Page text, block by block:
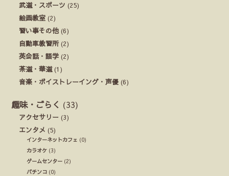
武道・スポーツ (25)
絵画教室 (2)
習い事その他 (6)
自動車教習所(2)
英会話・語学 (2)
茶道・華道(1)
音楽・ボイストレーイング・声優 (6)
趣味・ごらく (33)
アクセサリー (3)
エンタメ (5)
インターネットカフェ (0)
カラオケ (3)
ゲームセンター (2)
パチンコ (0)